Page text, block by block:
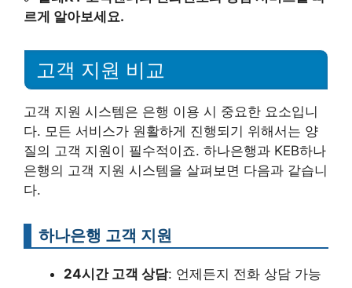
르게 알아보세요.
고객 지원 비교
고객 지원 시스템은 은행 이용 시 중요한 요소입니
다. 모든 서비스가 원활하게 진행되기 위해서는 양
질의 고객 지원이 필수적이죠. 하나은행과 KEB하나
은행의 고객 지원 시스템을 살펴보면 다음과 같습니
다.
하나은행 고객 지원
24시간 고객 상담: 언제든지 전화 상담 가능